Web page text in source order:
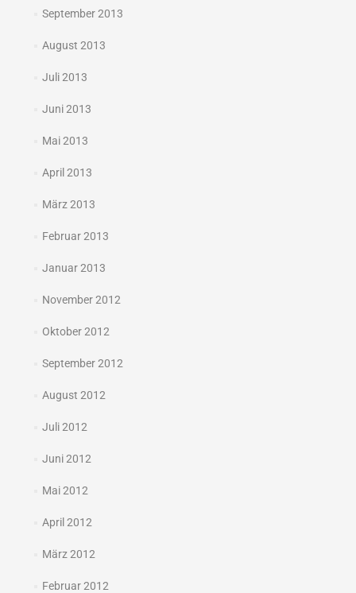
September 2013
August 2013
Juli 2013
Juni 2013
Mai 2013
April 2013
März 2013
Februar 2013
Januar 2013
November 2012
Oktober 2012
September 2012
August 2012
Juli 2012
Juni 2012
Mai 2012
April 2012
März 2012
Februar 2012